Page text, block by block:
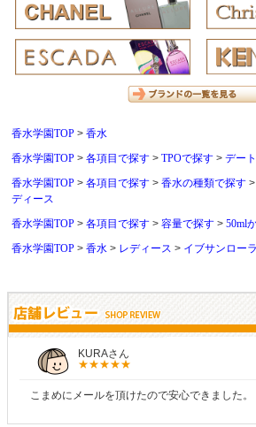
香水学園TOP
香水
香水学園TOP
各項目で探す TPOで探す デート
香水学園TOP
各項目で探す 香水の種類で探す
ディース
香水学園TOP
各項目で探す 容量で探す 50ml
香水学園TOP
香水 レディース イブサンロー
KURAさん
こまめにメールを頂けたので安心できました。